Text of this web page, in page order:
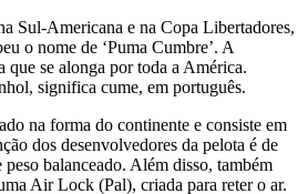
Sul-Americana e na Copa Libertadores,
o nome de ‘Puma Cumbre’. A
se alonga por toda a América.
significa cume, em português.
na forma do continente e consiste em
dos desenvolvedores da pelota é de
balanceado. Além disso, também
Air Lock (Pal), criada para reter o ar.